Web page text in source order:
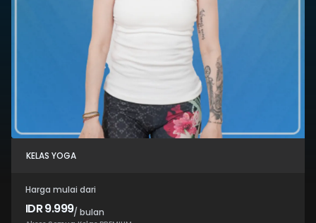
KELAS YOGA
Harga mulai dari
IDR 9.999/ bulan